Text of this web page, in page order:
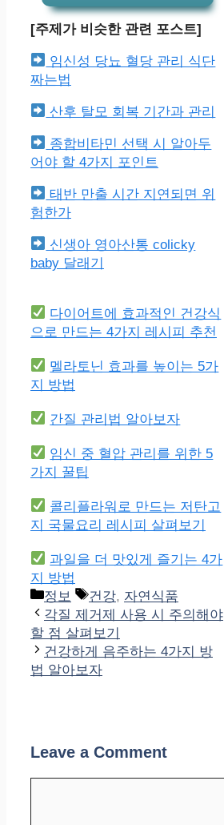
[주제가 비슷한 관련 포스트]
임신성 당뇨 혈당 관리 식단
짜는법
산후 탈모 회복 기간과 관리
종합비타민 선택 시 알아두
어야 할 4가지 포인트
태반 만출 시간 지연되면 위
험한가
신생아 영아산통 colicky
baby 달래기
다이어트에 효과적인 건강식
으로 만드는 4가지 레시피 추천
멜라토닌 효과를 높이는 5가
지 방법
간질 관리법 알아보자
임신 중 혈압 관리를 위한 5
가지 꿀팁
콜리플라워로 만드는 저탄고
지 국물요리 레시피 살펴보기
과일을 더 맛있게 즐기는 4가
지 방법
Categories
정보 Tags
건강, 자연식품
각질 제거제 사용 시 주의해야
할 점 살펴보기
건강하게 음주하는 4가지 방
법 알아보자
Leave a Comment